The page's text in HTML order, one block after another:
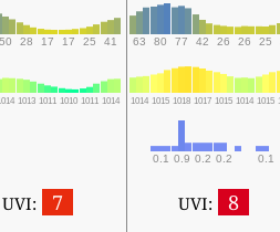
50 28 17 17 25 41 63 80 77 42 26 26 25
1013 1011 1010 1011 1014 1014 1015 1018 1017 1015 1014 1015
0.1 0.9 0.2 0.2 0.1
UVI: 7 UVI: 8